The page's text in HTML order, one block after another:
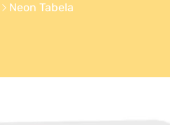
Neon Tabela